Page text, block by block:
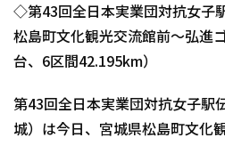
◇第43回全日本実業団対抗女子
松島町文化観光交流館前～弘進
台、6区間42.195km）
第43回全日本実業団対抗女子駅
城）は今日、宮城県松島町文化